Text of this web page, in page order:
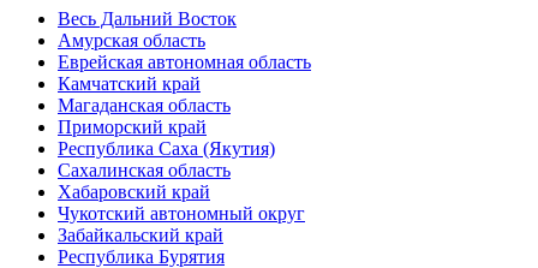
Весь Дальний Восток
Амурская область
Еврейская автономная область
Камчатский край
Магаданская область
Приморский край
Республика Саха (Якутия)
Сахалинская область
Хабаровский край
Чукотский автономный округ
Забайкальский край
Республика Бурятия